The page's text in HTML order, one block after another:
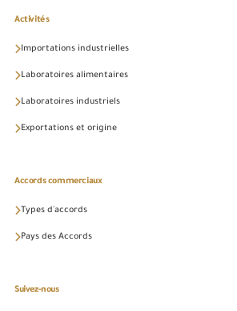
Activités
Importations industrielles
Laboratoires alimentaires
Laboratoires industriels
Exportations et origine
Accords commerciaux
Types d'accords
Pays des Accords
Suivez-nous